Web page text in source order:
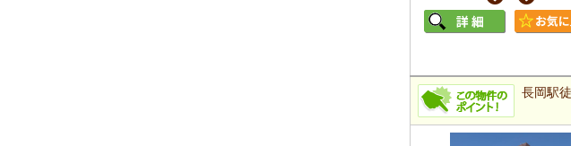
長岡駅